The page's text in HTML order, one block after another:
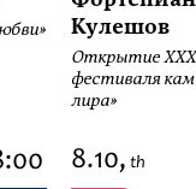
Кулешов
Открытие
фестиваля
лира»
8.10, th